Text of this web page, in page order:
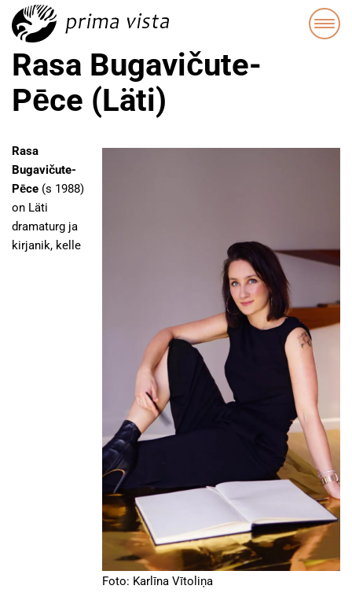
Rasa Bugavičute-
Pēce (Läti)
Foto: Karlīna Vītoliņa
Rasa
Bugavičute-
Pēce (s 1988)
on Läti
dramaturg ja
kirjanik, kelle